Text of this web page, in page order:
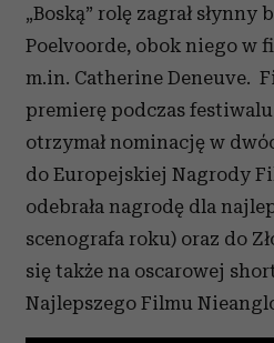
„Boską” rolę zagrał
Poelvoorde, obok niego w
m.in. Catherine Deneuve.
premierę podczas festiwalu
otrzymał nominację w
do Europejskiej Nagrody
odebrała nagrodę dla
scenografa roku) oraz do
się także na oscarowej
Najlepszego Filmu